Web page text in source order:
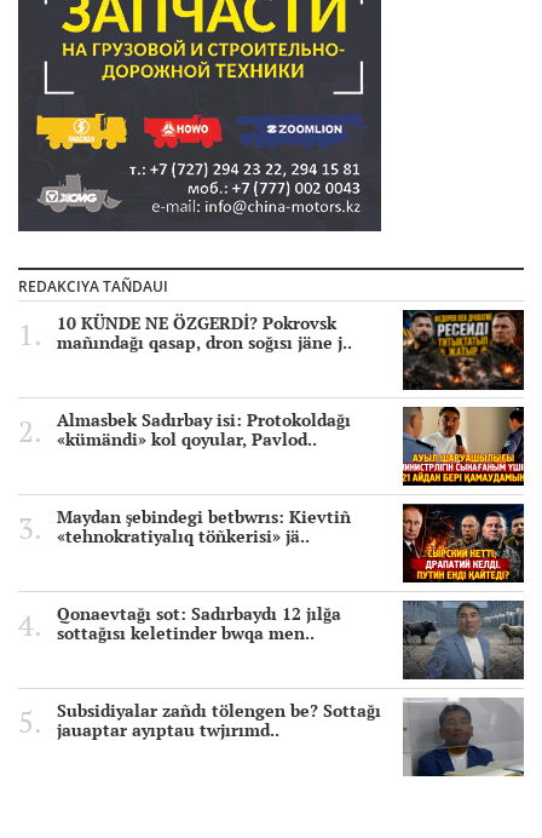
REDAKCIYA TAÑDAUI
10 KÜNDE NE ÖZGERDİ? Pokrovsk
mañındağı qasap, dron soğısı jäne j..
Almasbek Sadırbay isi: Protokoldağı
«kümändi» kol qoyular, Pavlod..
Maydan şebindegi betbwrıs: Kievtiñ
«tehnokratiyalıq töñkerisi» jä..
Qonaevtağı sot: Sadırbaydı 12 jılğa
sottağısı keletinder bwqa men..
Subsidiyalar zañdı tölengen be? Sottağı
jauaptar ayıptau twjırımd..